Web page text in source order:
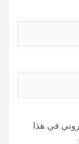
في هذا